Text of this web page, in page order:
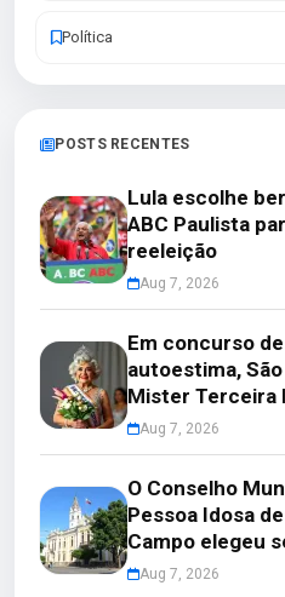
Política
POSTS RECENTES
Lula escolhe
ABC Paulista
reeleição
Aug 7, 2026
Em concurso
autoestima,
Mister Terceira
Aug 7, 2026
O Conselho
Pessoa Idosa
Campo elegeu
Aug 7, 2026